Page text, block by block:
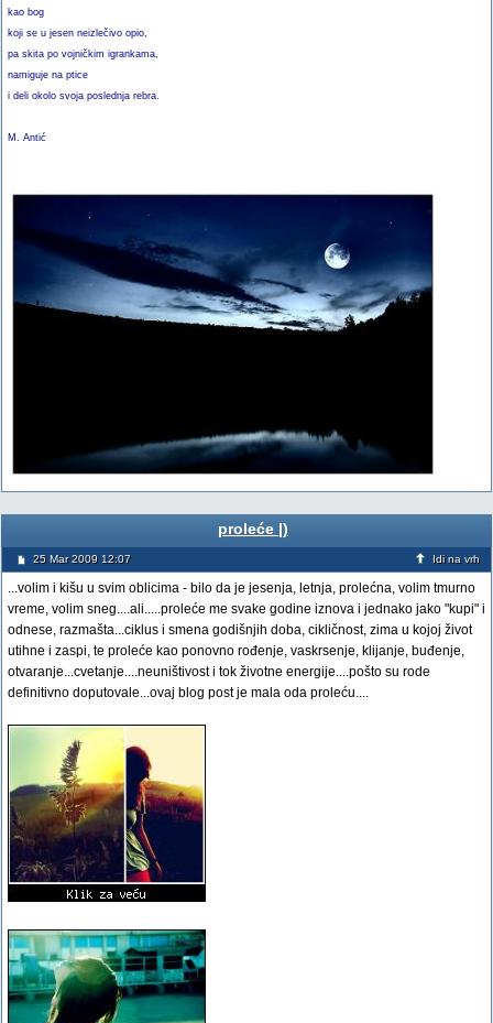
kao bog
koji se u jesen neizlečivo opio,
pa skita po vojničkim igrankama,
namiguje na ptice
i deli okolo svoja poslednja rebra.
M. Antić
proleće |)
25 Mar 2009 12:07 Idi na vrh
...volim i kišu u svim oblicima - bilo da je jesenja, letnja, prolećna, volim tmurno
vreme, volim sneg....ali.....proleće me svake godine iznova i jednako jako "kupi" i
odnese, razmašta...ciklus i smena godišnjih doba, cikličnost, zima u kojoj život
utihne i zaspi, te proleće kao ponovno rođenje, vaskrsenje, klijanje, buđenje,
otvaranje...cvetanje....neuništivost i tok životne energije....pošto su rode
definitivno doputovale...ovaj blog post je mala oda proleću....